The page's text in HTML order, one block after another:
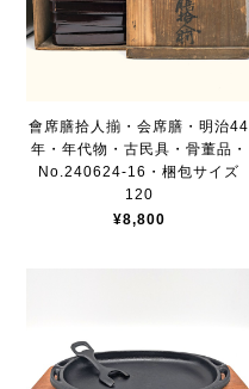
會席膳拾人揃・会席膳・明治44
年・年代物・古民具・骨董品・
No.240624-16・梱包サイズ
120
¥8,800